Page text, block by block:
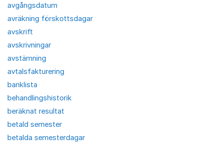
avgångsdatum
avräkning förskottsdagar
avskrift
avskrivningar
avstämning
avtalsfakturering
banklista
behandlingshistorik
beräknat resultat
betald semester
betalda semesterdagar